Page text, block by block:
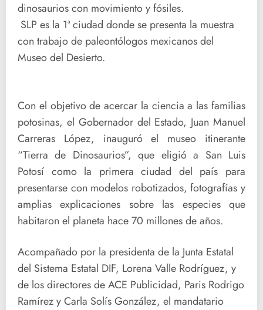
dinosaurios con movimiento y fósiles.
SLP es la 1ª ciudad donde se presenta la muestra
con trabajo de paleontólogos mexicanos del
Museo del Desierto.
Con el objetivo de acercar la ciencia a las familias
potosinas, el Gobernador del Estado, Juan Manuel
Carreras López, inauguró el museo itinerante
“Tierra de Dinosaurios”, que eligió a San Luis
Potosí como la primera ciudad del país para
presentarse con modelos robotizados, fotografías y
amplias explicaciones sobre las especies que
habitaron el planeta hace 70 millones de años.
Acompañado por la presidenta de la Junta Estatal
del Sistema Estatal DIF, Lorena Valle Rodríguez, y
de los directores de ACE Publicidad, Paris Rodrigo
Ramírez y Carla Solís González, el mandatario